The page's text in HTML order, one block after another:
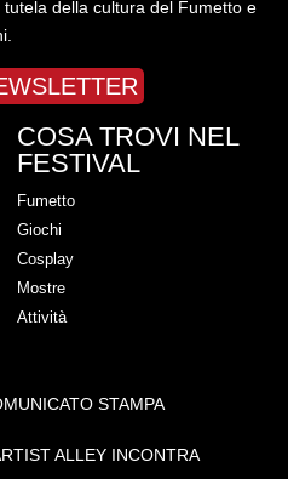
della cultura del Fumetto e
COSA TROVI NEL
FESTIVAL
Fumetto
Giochi
Cosplay
Mostre
Attività
STAMPA
ALLEY INCONTRA